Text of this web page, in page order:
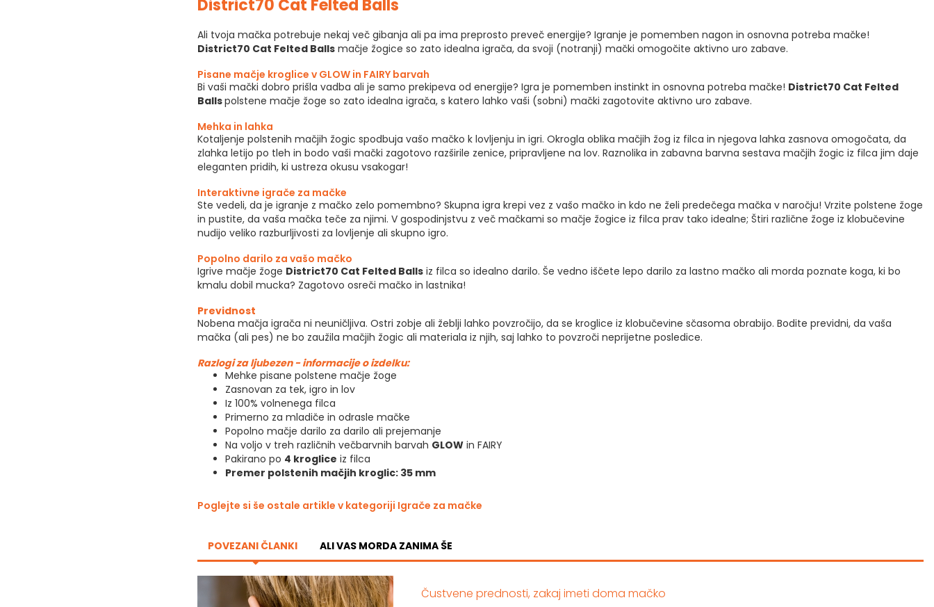
District70 Cat Felted Balls
Ali tvoja mačka potrebuje nekaj več gibanja ali pa ima preprosto preveč energije? Igranje je pomemben nagon in osnovna potreba mačke!
District70 Cat Felted Ballsmačje žogice so zato idealna igrača, da svoji (notranji) mački omogočite aktivno uro zabave.
Pisane mačje kroglice v GLOW in FAIRY barvah
Bi vaši mački dobro prišla vadba ali je samo prekipeva od energije? Igra je pomemben instinkt in osnovna potreba mačke! District70 Cat Felted
Ballspolstene mačje žoge so zato idealna igrača, s katero lahko vaši (sobni) mački zagotovite aktivno uro zabave.
Mehka in lahka
Kotaljenje polstenih mačjih žogic spodbuja vašo mačko k lovljenju in igri. Okrogla oblika mačjih žog iz filca in njegova lahka zasnova omogočata, da
zlahka letijo po tleh in bodo vaši mački zagotovo razširile zenice, pripravljene na lov. Raznolika in zabavna barvna sestava mačjih žogic iz filca jim daje
eleganten pridih, ki ustreza okusu vsakogar!
Interaktivne igrače za mačke
Ste vedeli, da je igranje z mačko zelo pomembno? Skupna igra krepi vez z vašo mačko in kdo ne želi predečega mačka v naročju! Vrzite polstene žoge
in pustite, da vaša mačka teče za njimi. V gospodinjstvu z več mačkami so mačje žogice iz filca prav tako idealne; Štiri različne žoge iz klobučevine
nudijo veliko razburljivosti za lovljenje ali skupno igro.
Popolno darilo za vašo mačko
Igrive mačje žoge District70 Cat Felted Ballsiz filca so idealno darilo. Še vedno iščete lepo darilo za lastno mačko ali morda poznate koga, ki bo
kmalu dobil mucka? Zagotovo osreči mačko in lastnika!
Previdnost
Nobena mačja igrača ni neuničljiva. Ostri zobje ali žeblji lahko povzročijo, da se kroglice iz klobučevine sčasoma obrabijo. Bodite previdni, da vaša
mačka (ali pes) ne bo zaužila mačjih žogic ali materiala iz njih, saj lahko to povzroči neprijetne posledice.
Razlogi za ljubezen - informacije o izdelku:
Mehke pisane polstene mačje žoge
Zasnovan za tek, igro in lov
Iz 100% volnenega filca
Primerno za mladiče in odrasle mačke
Popolno mačje darilo za darilo ali prejemanje
Na voljo v treh različnih večbarvnih barvah GLOWin FAIRY
Pakirano po 4 kroglice iz filca
Premer polstenih mačjih kroglic: 35 mm
Poglejte si še ostale artikle v kategoriji Igrače za mačke
POVEZANI ČLANKI ALI VAS MORDA ZANIMA ŠE
Čustvene prednosti, zakaj imeti doma mačko